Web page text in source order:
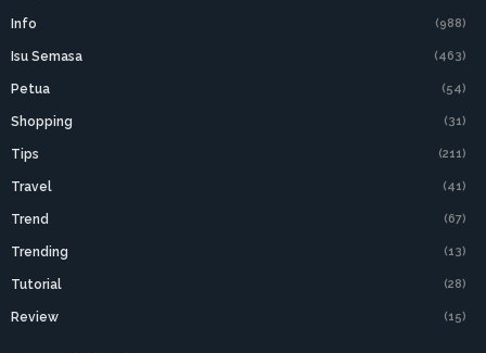
Info (988)
Isu Semasa (463)
Petua (54)
Shopping (31)
Tips (211)
Travel (41)
Trend (67)
Trending (13)
Tutorial (28)
Review (15)